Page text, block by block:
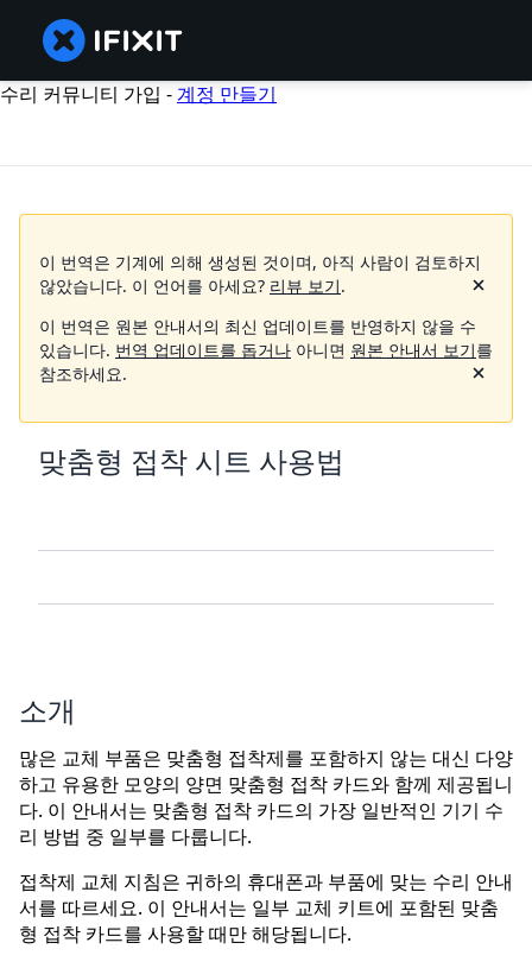
수리 커뮤니티 가입 -계정 만들기
이 번역은 기계에 의해 생성된 것이며, 아직 사람이 검토하지
않았습니다. 이 언어를 아세요? 리뷰 보기.
이 번역은 원본 안내서의 최신 업데이트를 반영하지 않을 수
있습니다. 번역 업데이트를 돕거나 아니면 원본 안내서 보기를
참조하세요.
맞춤형 접착 시트 사용법
소개
많은 교체 부품은 맞춤형 접착제를 포함하지 않는 대신 다양
하고 유용한 모양의 양면 맞춤형 접착 카드와 함께 제공됩니
다. 이 안내서는 맞춤형 접착 카드의 가장 일반적인 기기 수
리 방법 중 일부를 다룹니다.
접착제 교체 지침은 귀하의 휴대폰과 부품에 맞는 수리 안내
서를 따르세요. 이 안내서는 일부 교체 키트에 포함된 맞춤
형 접착 카드를 사용할 때만 해당됩니다.